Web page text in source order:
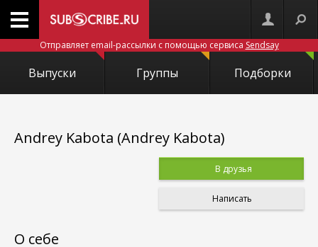
Отправляет email-рассылки с помощью сервиса Sendsay
Выпуски Группы Подборки
Andrey Kabota (Andrey Kabota)
В друзья
Написать
О себе